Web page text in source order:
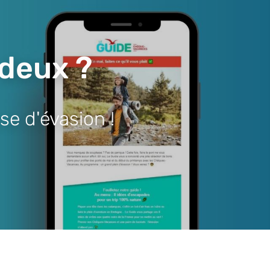
?
d'évasion !